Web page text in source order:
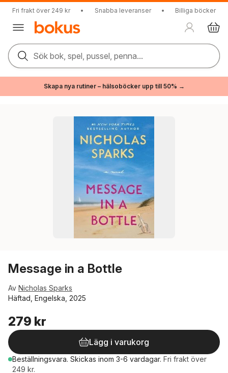
Fri frakt över 249 kr • Snabba leveranser • Billiga böcker
Sök bok, spel, pussel, penna...
Skapa nya rutiner – hälsoböcker upp till 50% →
Message in a Bottle
Av Nicholas Sparks
Häftad, Engelska, 2025
279 kr
Lägg i varukorg
Beställningsvara. Skickas inom 3-6 vardagar. Fri frakt över
249 kr.